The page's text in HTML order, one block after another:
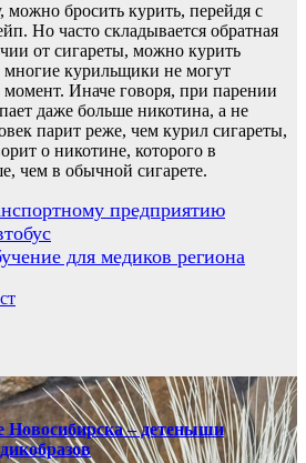
бросить курить, перейдя с
Но часто складывается обратная
от сигареты, можно курить
многие курильщики не могут
Иначе говоря, при парении
даже больше никотина, а не
парит реже, чем курил сигареты,
о никотине, которого в
чем в обычной сигарете.
предприятию
для медиков региона
Новосибирска – детеныши